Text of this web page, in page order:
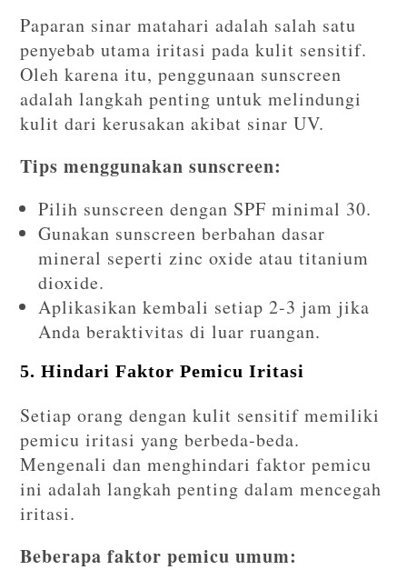
Paparan sinar matahari adalah salah satu
penyebab utama iritasi pada kulit sensitif.
Oleh karena itu, penggunaan sunscreen
adalah langkah penting untuk melindungi
kulit dari kerusakan akibat sinar UV.
Tips menggunakan sunscreen:
Pilih sunscreen dengan SPF minimal 30.
Gunakan sunscreen berbahan dasar
mineral seperti zinc oxide atau titanium
dioxide.
Aplikasikan kembali setiap 2-3 jam jika
Anda beraktivitas di luar ruangan.
5. Hindari Faktor Pemicu Iritasi
Setiap orang dengan kulit sensitif memiliki
pemicu iritasi yang berbeda-beda.
Mengenali dan menghindari faktor pemicu
ini adalah langkah penting dalam mencegah
iritasi.
Beberapa faktor pemicu umum: